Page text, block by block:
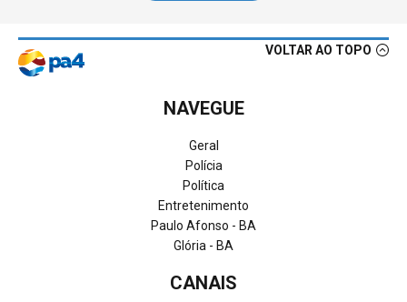
VOLTAR AO TOPO
NAVEGUE
Geral
Polícia
Política
Entretenimento
Paulo Afonso - BA
Glória - BA
CANAIS